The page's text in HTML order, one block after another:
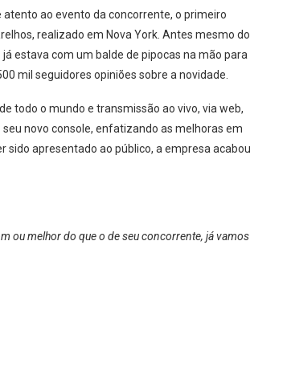
ao evento da concorrente, o primeiro
realizado em Nova York. Antes mesmo do
estava com um balde de pipocas na mão para
mil seguidores opiniões sobre a novidade.
todo o mundo e transmissão ao vivo, via web,
novo console, enfatizando as melhoras em
sido apresentado ao público, a empresa acabou
ou melhor do que o de seu concorrente, já vamos